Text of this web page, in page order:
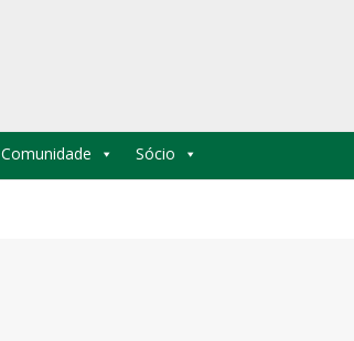
Comunidade Sócio